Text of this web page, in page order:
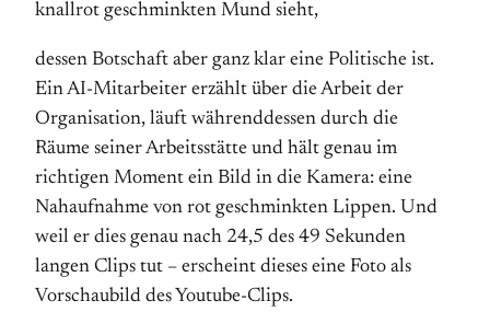
knallrot geschminkten Mund sieht,
dessen Botschaft aber ganz klar eine Politische ist.
Ein AI-Mitarbeiter erzählt über die Arbeit der
Organisation, läuft währenddessen durch die
Räume seiner Arbeitsstätte und hält genau im
richtigen Moment ein Bild in die Kamera: eine
Nahaufnahme von rot geschminkten Lippen. Und
weil er dies genau nach 24,5 des 49 Sekunden
langen Clips tut – erscheint dieses eine Foto als
Vorschaubild des Youtube-Clips.